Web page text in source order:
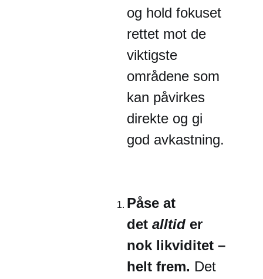
og hold fokuset
rettet mot de
viktigste
områdene som
kan påvirkes
direkte og gi
god avkastning.
Påse at
det alltid er
nok likviditet –
helt frem. Det